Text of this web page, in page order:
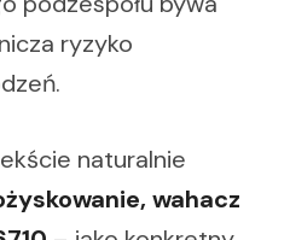
ryzyko
naturalnie
wahacz